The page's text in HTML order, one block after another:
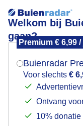
Welkom bij
gaan?
Premium € 6,99
Buienradar
Voor slechts €
Ontvang
10%
Droog en zonnig
Mogen we
Indien je hier
verschijnt er zo